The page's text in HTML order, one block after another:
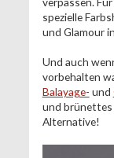
spezielle
und Glamour
Und auch
vorbehalten
Balayage- und
und brünettes
Alternative!